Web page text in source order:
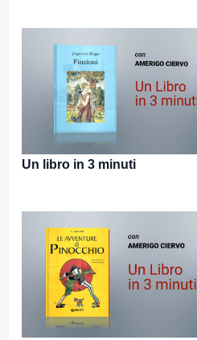
Un libro in 3 minuti